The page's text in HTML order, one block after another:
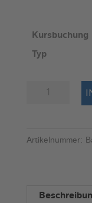
Kursbuchung
Typ
Contemporary
Artikelnummer: